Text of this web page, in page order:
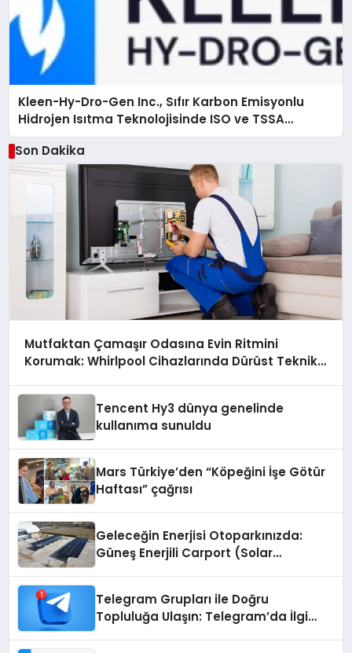
Kleen-Hy-Dro-Gen Inc., Sıfır Karbon Emisyonlu
Hidrojen Isıtma Teknolojisinde ISO ve TSSA
Düzenleyici Onaylarını Aldı
Son Dakika
Mutfaktan Çamaşır Odasına Evin Ritmini
Korumak: Whirlpool Cihazlarında Dürüst Teknik
Tencent Hy3 dünya genelinde
kullanıma sunuldu
Mars Türkiye’den “Köpeğini İşe Götür
Haftası” çağrısı
Geleceğin Enerjisi Otoparkınızda:
Güneş Enerjili Carport (Solar
Telegram Grupları ile Doğru
Topluluğa Ulaşın: Telegram’da İlgi